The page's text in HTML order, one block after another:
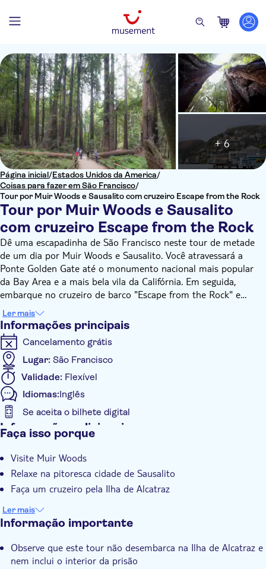
Página inicial/Estados Unidos da America/
Coisas para fazer em São Francisco/
Tour por Muir Woods e Sausalito com cruzeiro Escape from the Rock
Tour por Muir Woods e Sausalito
com cruzeiro Escape from the Rock
+ 6
Dê uma escapadinha de São Francisco neste tour de metade
de um dia por Muir Woods e Sausalito. Você atravessará a
Ponte Golden Gate até o monumento nacional mais popular
da Bay Area e a mais bela vila da Califórnia. Em seguida,
embarque no cruzeiro de barco "Escape from the Rock" e
aprenda sobre a história da Ilha de Alcatraz e os infames
presos que tentaram escapar. Você contornará a ilha duas
vezes, vendo-a de todos os ângulos, e também veráa bela
paisagem do perfil urbano da cidade.
Ler mais
Informações principais
Cancelamento grátis
Lugar: São Francisco
Validade: Flexível
Idiomas:Inglês
Se aceita o bilhete digital
Informações adicionais
Tour guiado
Subject expert guide
Voucher eletrônico
Transporte incluído
Faça isso porque
Visite Muir Woods
Relaxe na pitoresca cidade de Sausalito
Faça um cruzeiro pela Ilha de Alcatraz
Ler mais
Informação importante
Observe que este tour não desembarca na Ilha de Alcatraz e
nem inclui o interior da prisão